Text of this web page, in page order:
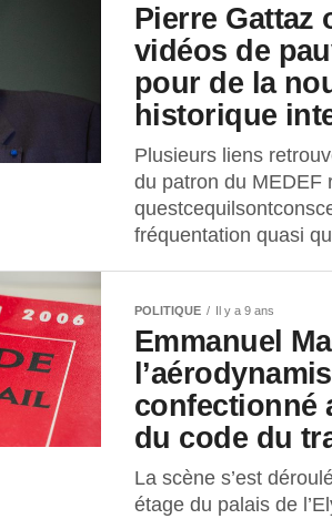
Pierre Gattaz
vidéos de
pour de la
historique
Plusieurs liens
du patron du MEDEF
fréquentation quasi
POLITIQUE Il y a 9 ans
Emmanuel
confectionné
du code du
La scène s’est
étage du palais de